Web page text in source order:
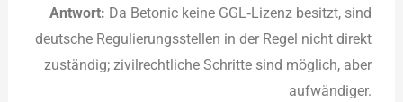
Antwort: Da Betonic keine GGL‑Lizenz besitzt, sind
deutsche Regulierungsstellen in der Regel nicht direkt
zuständig; zivilrechtliche Schritte sind möglich, aber
aufwändiger.